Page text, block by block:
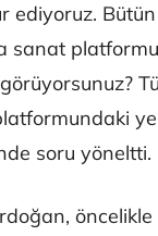
ediyoruz.
sanat
görüyorsunuz?
soru yöneltti.